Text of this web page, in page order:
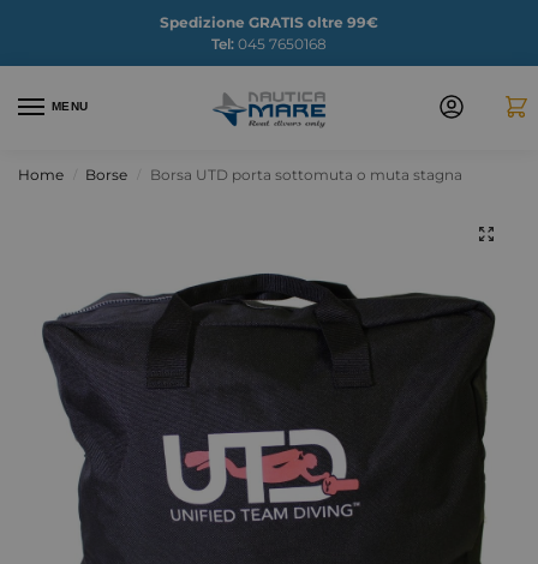
Spedizione GRATIS oltre 99€
Tel: 045 7650168
MENU
Home Borse Borsa UTD porta sottomuta o muta stagna